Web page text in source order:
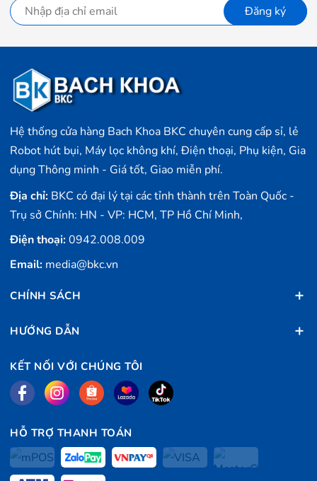
Đăng ký
Hệ thống cửa hàng Bach Khoa BKC chuyên cung cấp sỉ, lẻ
Robot hút bụi, Máy lọc không khí, Điện thoại, Phụ kiện, Gia
dụng Thông minh - Giá tốt, Giao miễn phí.
Địa chỉ: BKC có đại lý tại các tỉnh thành trên Toàn Quốc -
Trụ sở Chính: HN - VP: HCM, TP Hồ Chí Minh,
Điện thoại:0942.008.009
Email: media@bkc.vn
CHÍNH SÁCH
HƯỚNG DẪN
KẾT NỐI VỚI CHÚNG TÔI
HỖ TRỢ THANH TOÁN